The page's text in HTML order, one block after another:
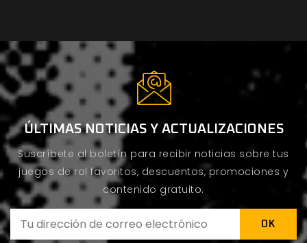
ÚLTIMAS NOTICIAS Y ACTUALIZACIONES
Suscríbete al boletín para recibir noticias sobre tus
juegos de rol favoritos, descuentos, promociones y
contenido gratuito.